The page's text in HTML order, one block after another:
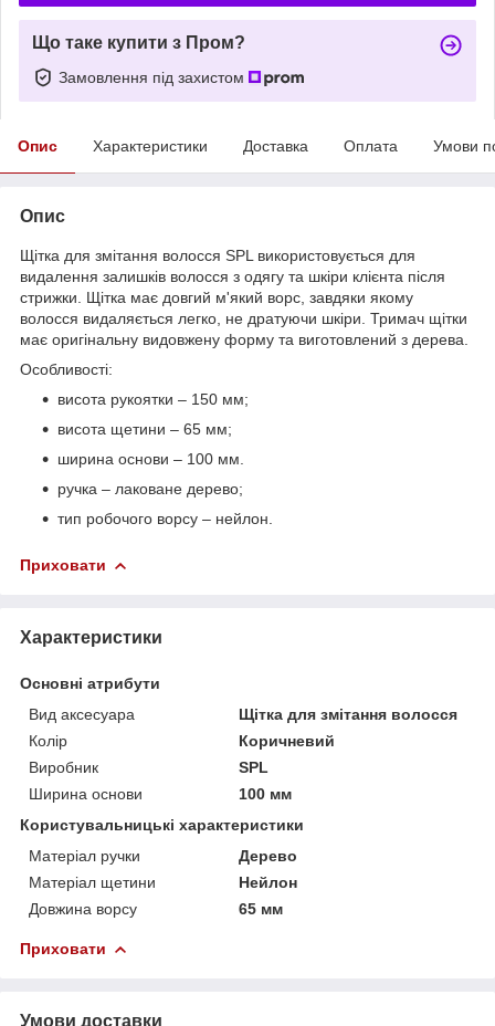
Що таке купити з Пром?
Замовлення під захистом
Опис Характеристики Доставка Оплата Умови
Опис
Щітка для змітання волосся SPL використовується для
видалення залишків волосся з одягу та шкіри клієнта після
стрижки. Щітка має довгий м'який ворс, завдяки якому
волосся видаляється легко, не дратуючи шкіри. Тримач щітки
має оригінальну видовжену форму та виготовлений з дерева.
Особливості:
висота рукоятки – 150 мм;
висота щетини – 65 мм;
ширина основи – 100 мм.
ручка – лаковане дерево;
тип робочого ворсу – нейлон.
Приховати
Характеристики
Основні атрибути
Вид аксесуара
Щітка для змітання волосся
Колір
Коричневий
Виробник
SPL
Ширина основи
100 мм
Користувальницькі характеристики
Матеріал ручки
Дерево
Матеріал щетини
Нейлон
Довжина ворсу
65 мм
Приховати
Умови доставки